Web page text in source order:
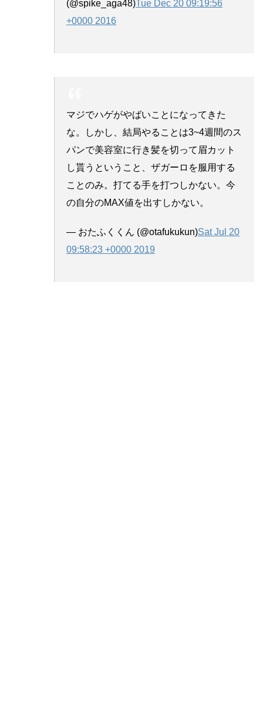
(@spike_aga48)Tue Dec 20 09:19:56
+0000 2016
マジでハゲがやばいことになってきた
な。しかし、結局やることは3~4週間のス
パンで美容室に行き髪を切って眉カット
し貰うということ、ザガーロを服用する
ことのみ。打てる手を打つしかない。今
の自分のMAX値を出すしかない。
— おたふくくん (@otafukukun)Sat Jul 20
09:58:23 +0000 2019